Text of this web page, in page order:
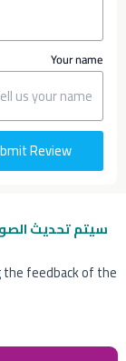
سيتم تحديث
feedback of the
Your name
Review